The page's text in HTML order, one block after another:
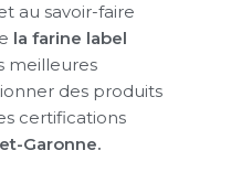
au savoir-faire
la farine label
meilleures
des produits
certifications
Garonne.